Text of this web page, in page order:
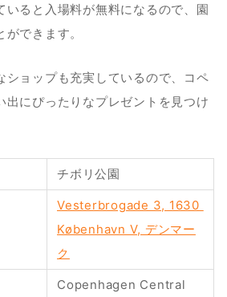
いると入場料が無料になるので、園
できます。
ショップも充実しているので、コペ
出にぴったりなプレゼントを見つけ
チボリ公園
Vesterbrogade 3, 1630
København V, デンマー
ク
Copenhagen Central